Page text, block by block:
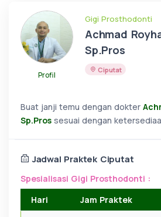
Profil
Gigi Prosthodonti
Achmad
Sp.Pros
Ciputat
Buat janji temu dengan dokter
Sp.Pros sesuai dengan
Jadwal Praktek Ciputat
Spesialisasi Gigi Prosthodonti :
Hari
Jam Praktek